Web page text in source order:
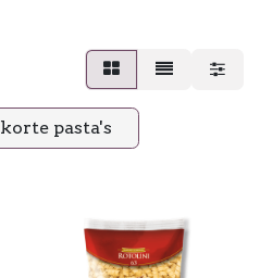
korte pasta's